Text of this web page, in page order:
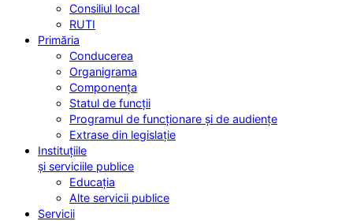
Consiliul local
RUTI
Primăria
Conducerea
Organigrama
Componența
Statul de funcții
Programul de funcționare și de audiențe
Extrase din legislație
Instituțiile
și serviciile publice
Educația
Alte servicii publice
Servicii